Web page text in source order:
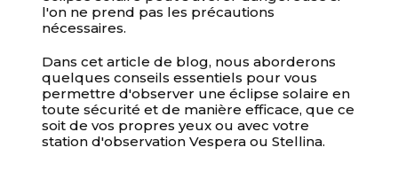
l'on ne prend pas les précautions
nécessaires.
Dans cet article de blog, nous aborderons
quelques conseils essentiels pour vous
permettre d'observer une éclipse solaire en
toute sécurité et de manière efficace, que ce
soit de vos propres yeux ou avec votre
station d'observation Vespera ou Stellina.